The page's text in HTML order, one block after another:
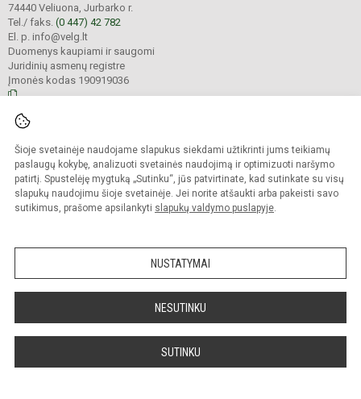
Šioje svetainėje naudojame slapukus siekdami užtikrinti jums teikiamų
paslaugų kokybę, analizuoti svetainės naudojimą ir optimizuoti naršymo
patirtį. Spustelėję mygtuką „Sutinku“, jūs patvirtinate, kad sutinkate su visų
slapukų naudojimu šioje svetainėje. Jei norite atšaukti arba pakeisti savo
sutikimus, prašome apsilankyti slapukų valdymo puslapyje.
NUSTATYMAI
NESUTINKU
SUTINKU
74440 Veliuona, Jurbarko r.
Tel./ faks. (0 447) 42 782
El. p. info@velg.lt
Duomenys kaupiami ir saugomi
Juridinių asmenų registre
Įmonės kodas 190919036
Kopijuoti turinį be raštiško gimnazijos administracijos sutikimo griežtai
draudžiama.
Prieinamumo paraiška Slapukų valdymas
Sumanus būdas atnaujinti